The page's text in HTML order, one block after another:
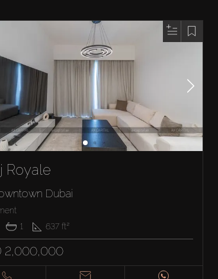
Royale
Dubai
1 637ft²
2,000,000